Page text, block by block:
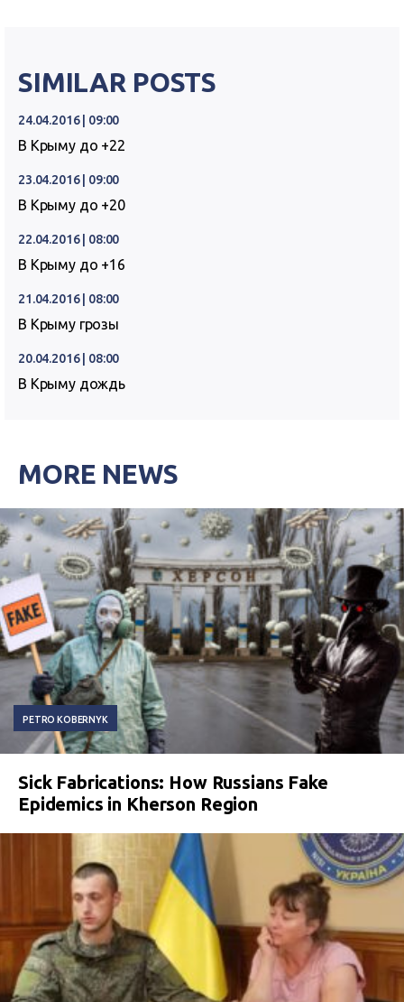
SIMILAR POSTS
24.04.2016 | 09:00
В Крыму до +22
23.04.2016 | 09:00
В Крыму до +20
22.04.2016 | 08:00
В Крыму до +16
21.04.2016 | 08:00
В Крыму грозы
20.04.2016 | 08:00
В Крыму дождь
MORE NEWS
PETRO KOBERNYK
Sick Fabrications: How Russians Fake
Epidemics in Kherson Region